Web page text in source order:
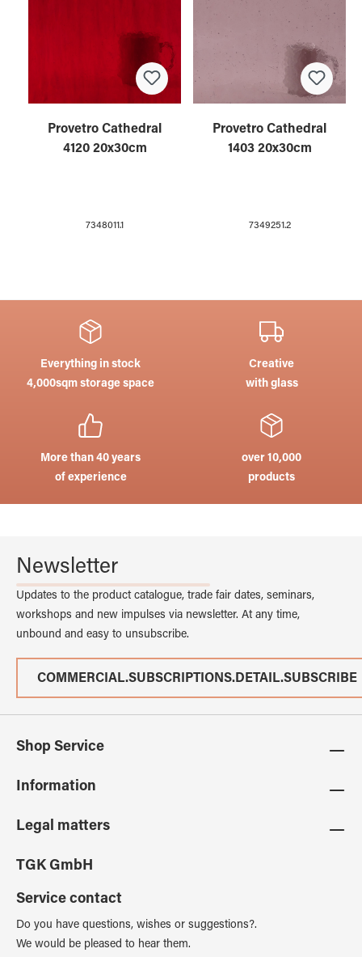
Provetro Cathedral
4120 20x30cm
7348011.1
Provetro Cathedral
1403 20x30cm
7349251.2
Everything in stock
4,000sqm storage space
Creative
with glass
More than 40 years
of experience
over 10,000
products
Newsletter
Updates to the product catalogue, trade fair dates, seminars,
workshops and new impulses via newsletter. At any time,
unbound and easy to unsubscribe.
COMMERCIAL.SUBSCRIPTIONS.DETAIL.SUBSCRIBE
Shop Service
Information
Legal matters
TGK GmbH
Service contact
Do you have questions, wishes or suggestions?.
We would be pleased to hear them.